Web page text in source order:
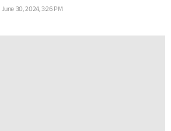
June 30, 2024, 3:26 PM